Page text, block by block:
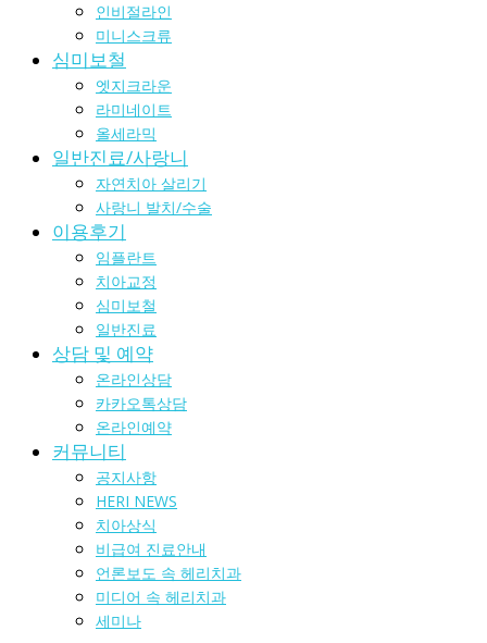
인비절라인
미니스크류
심미보철
엣지크라운
라미네이트
올세라믹
일반진료/사랑니
자연치아 살리기
사랑니 발치/수술
이용후기
임플란트
치아교정
심미보철
일반진료
상담 및 예약
온라인상담
카카오톡상담
온라인예약
커뮤니티
공지사항
HERI NEWS
치아상식
비급여 진료안내
언론보도 속 헤리치과
미디어 속 헤리치과
세미나